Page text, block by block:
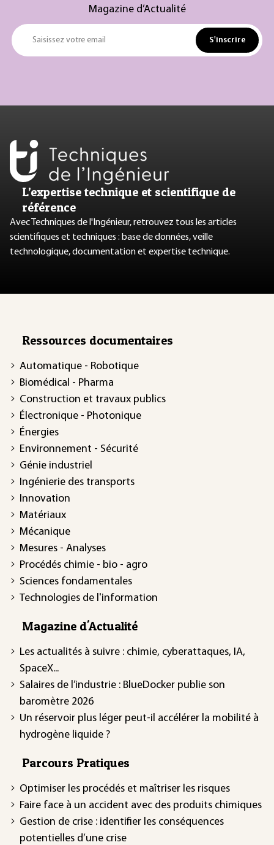
Magazine d’Actualité
Saisissez votre email S'inscrire
L’expertise technique et scientifique de
référence
Avec Techniques de l'Ingénieur, retrouvez tous les articles
scientifiques et techniques : base de données, veille
technologique, documentation et expertise technique.
Ressources documentaires
Automatique - Robotique
Biomédical - Pharma
Construction et travaux publics
Électronique - Photonique
Énergies
Environnement - Sécurité
Génie industriel
Ingénierie des transports
Innovation
Matériaux
Mécanique
Mesures - Analyses
Procédés chimie - bio - agro
Sciences fondamentales
Technologies de l'information
Magazine d'Actualité
Les actualités à suivre : chimie, cyberattaques, IA,
SpaceX...
Salaires de l’industrie : BlueDocker publie son
baromètre 2026
Un réservoir plus léger peut-il accélérer la mobilité à
hydrogène liquide ?
Parcours Pratiques
Optimiser les procédés et maîtriser les risques
Faire face à un accident avec des produits chimiques
Gestion de crise : identifier les conséquences
potentielles d’une crise